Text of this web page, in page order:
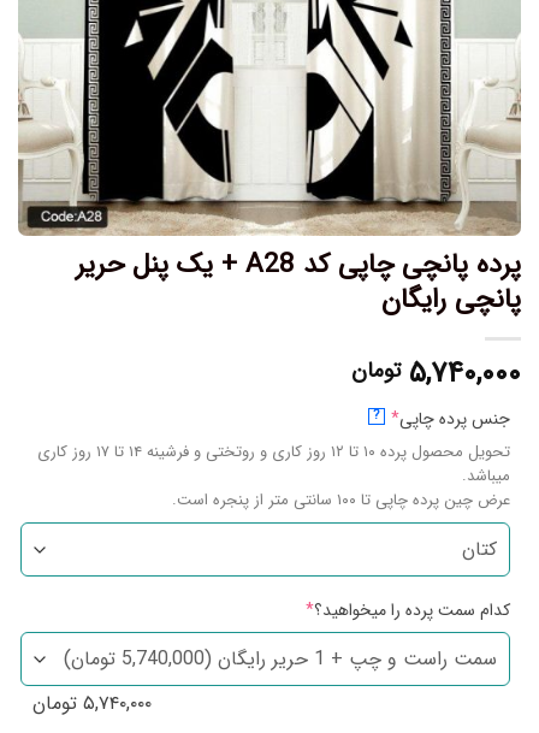
پرده پانچی چاپی کد A28 + یک پنل حریر
پانچی رایگان
۵,۷۴۰,۰۰۰ تومان
جنس پرده چاپی*
?
تحویل محصول پرده ۱۰ تا ۱۲ روز کاری و روتختی و فرشینه ۱۴ تا ۱۷ روز کاری
میباشد.
عرض چین پرده چاپی تا ۱۰۰ سانتی متر از پنجره است.
کدام سمت پرده را میخواهید؟*
۵,۷۴۰,۰۰۰ تومان